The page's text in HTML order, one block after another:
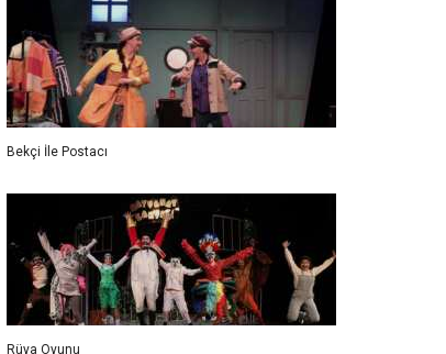
Bekçi İle Postacı
Rüya Oyunu